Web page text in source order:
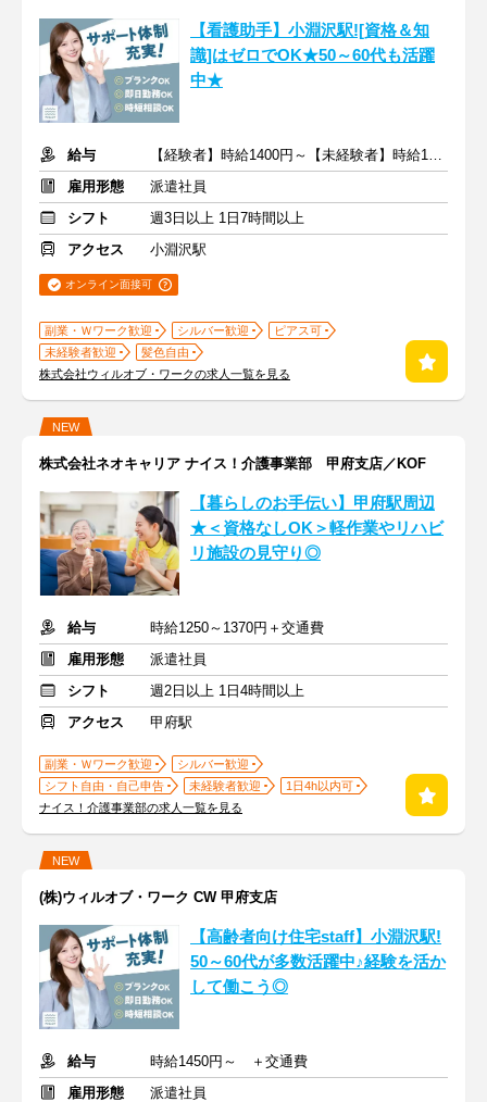
【看護助手】小淵沢駅![資格＆知
識]はゼロでOK★50～60代も活躍
中★
給与
【経験者】時給1400円～【未経験者】時給1300円～ ＋交通費
雇用形態
派遣社員
シフト
週3日以上 1日7時間以上
アクセス
小淵沢駅
オンライン面接可
副業・Ｗワーク歓迎 シルバー歓迎
ピアス可
未経験者歓迎
髪色自由
株式会社ウィルオブ・ワークの求人一覧を見る
NEW
株式会社ネオキャリア ナイス！介護事業部 甲府支店／KOF
【暮らしのお手伝い】甲府駅周辺
★＜資格なしOK＞軽作業やリハビ
リ施設の見守り◎
給与
時給1250～1370円＋交通費
雇用形態
派遣社員
シフト
週2日以上 1日4時間以上
アクセス
甲府駅
副業・Ｗワーク歓迎
シルバー歓迎
シフト自由・自己申告
未経験者歓迎
1日4h以内可
ナイス！介護事業部の求人一覧を見る
NEW
(株)ウィルオブ・ワーク CW 甲府支店
【高齢者向け住宅staff】小淵沢駅!
50～60代が多数活躍中♪経験を活か
して働こう◎
給与
時給1450円～ ＋交通費
雇用形態
派遣社員